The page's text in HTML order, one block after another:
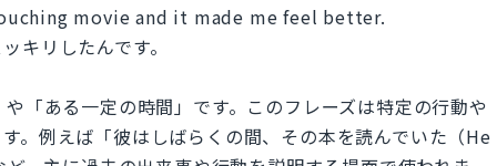
movie and it made me feel better.
キリしたんです。
「ある一定の時間」です。このフレーズは特定の行動や
。例えば「彼はしばらくの間、その本を読んでいた（He